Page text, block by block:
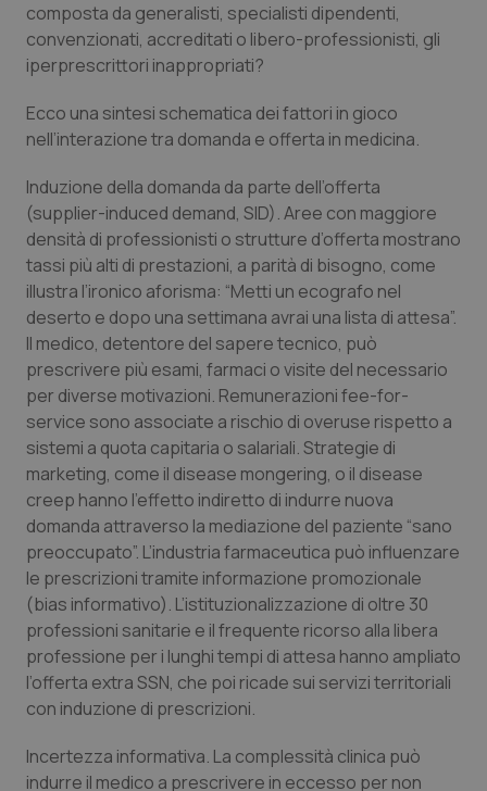
Lombardia
Molise
Piemonte
Provincia Autonoma di Bolzano
Provincia Autonoma di Trento
Puglia
Sardegna
Sicilia
Toscana
Umbria
Valle D’Aosta
Veneto
Dolore
Epatiti
HIV
Infezioni & Febbre
Ipertensione & Scompenso
Malattie rare
Malattia di Crohn & Rettocolite Ulcerosa
Neuroscienze & patologie neurodegenerative
Obesità
Oftalmologia
Oncodermatologia
Oncoematologia
Oncologia & Nutrizione
composta da generalisti, specialisti dipendenti,
convenzionati, accreditati o libero-professionisti, gli
iperprescrittori inappropriati?
Ecco una sintesi schematica dei fattori in gioco
nell’interazione tra domanda e offerta in medicina.
Induzione della domanda da parte dell’offerta
(supplier-induced demand, SID). Aree con maggiore
densità di professionisti o strutture d’offerta mostrano
tassi più alti di prestazioni, a parità di bisogno, come
illustra l’ironico aforisma: “Metti un ecografo nel
deserto e dopo una settimana avrai una lista di attesa”.
Il medico, detentore del sapere tecnico, può
prescrivere più esami, farmaci o visite del necessario
per diverse motivazioni. Remunerazioni fee-for-
service sono associate a rischio di overuse rispetto a
sistemi a quota capitaria o salariali. Strategie di
marketing, come il disease mongering, o il disease
creep hanno l’effetto indiretto di indurre nuova
domanda attraverso la mediazione del paziente “sano
preoccupato”. L’industria farmaceutica può influenzare
le prescrizioni tramite informazione promozionale
(bias informativo). L’istituzionalizzazione di oltre 30
professioni sanitarie e il frequente ricorso alla libera
professione per i lunghi tempi di attesa hanno ampliato
l’offerta extra SSN, che poi ricade sui servizi territoriali
con induzione di prescrizioni.
Incertezza informativa. La complessità clinica può
indurre il medico a prescrivere in eccesso per non